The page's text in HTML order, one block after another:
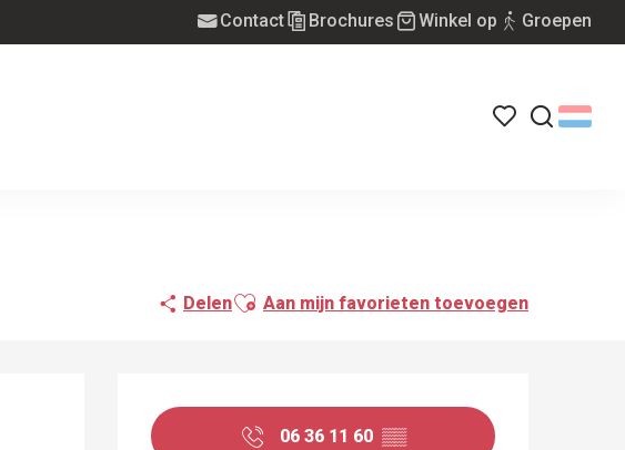
Contact Brochures Winkel op Groepen
DelenAjouter aux favoris
Aan mijn favorieten toevoegen
OPENINGSTIJDEN
06 36 11 60 ▒▒